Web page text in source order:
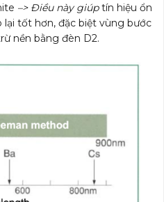
–> Điều này giúptín hiệu ổn
lại tốt hơn, đặc biệt vùng bước
nền bằng đèn D2.